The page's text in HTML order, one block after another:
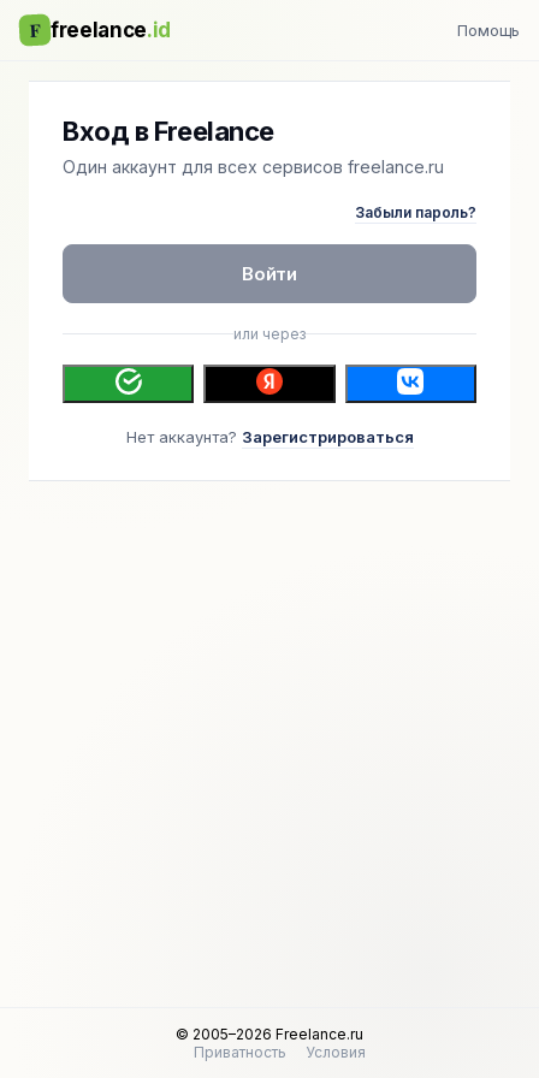
F freelance.id Помощь
Вход в Freelance
Один аккаунт для всех сервисов freelance.ru
Забыли пароль?
Войти
или через
Нет аккаунта? Зарегистрироваться
© 2005–2026 Freelance.ru
Приватность
Условия